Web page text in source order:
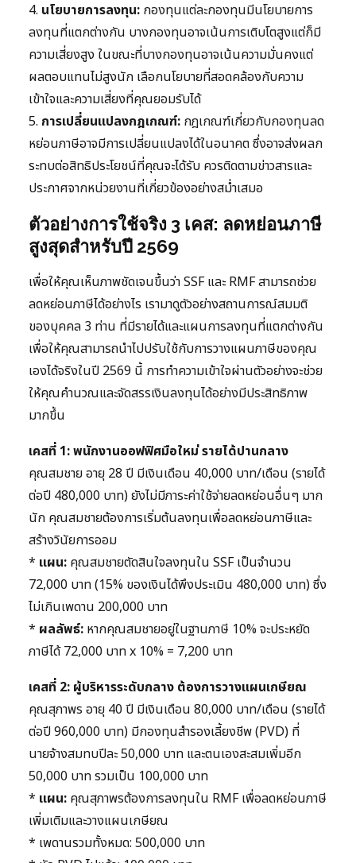
4. นโยบายการลงทุน: กองทุนแต่ละกองทุนมีนโยบายการ
ลงทุนที่แตกต่างกัน บางกองทุนอาจเน้นการเติบโตสูงแต่ก็มี
ความเสี่ยงสูง ในขณะที่บางกองทุนอาจเน้นความมั่นคงแต่
ผลตอบแทนไม่สูงนัก เลือกนโยบายที่สอดคล้องกับความ
เข้าใจและความเสี่ยงที่คุณยอมรับได้
5. การเปลี่ยนแปลงกฎเกณฑ์: กฎเกณฑ์เกี่ยวกับกองทุนลด
หย่อนภาษีอาจมีการเปลี่ยนแปลงได้ในอนาคต ซึ่งอาจส่งผลก
ระทบต่อสิทธิประโยชน์ที่คุณจะได้รับ ควรติดตามข่าวสารและ
ประกาศจากหน่วยงานที่เกี่ยวข้องอย่างสม่ำเสมอ
ตัวอย่างการใช้จริง 3 เคส: ลดหย่อนภาษี
สูงสุดสำหรับปี 2569
เพื่อให้คุณเห็นภาพชัดเจนขึ้นว่า SSF และ RMF สามารถช่วย
ลดหย่อนภาษีได้อย่างไร เรามาดูตัวอย่างสถานการณ์สมมติ
ของบุคคล 3 ท่าน ที่มีรายได้และแผนการลงทุนที่แตกต่างกัน
เพื่อให้คุณสามารถนำไปปรับใช้กับการวางแผนภาษีของคุณ
เองได้จริงในปี 2569 นี้ การทำความเข้าใจผ่านตัวอย่างจะช่วย
ให้คุณคำนวณและจัดสรรเงินลงทุนได้อย่างมีประสิทธิภาพ
มากขึ้น
เคสที่ 1: พนักงานออฟฟิศมือใหม่ รายได้ปานกลาง
คุณสมชาย อายุ 28 ปี มีเงินเดือน 40,000 บาท/เดือน (รายได้
ต่อปี 480,000 บาท) ยังไม่มีภาระค่าใช้จ่ายลดหย่อนอื่นๆ มาก
นัก คุณสมชายต้องการเริ่มต้นลงทุนเพื่อลดหย่อนภาษีและ
สร้างวินัยการออม
* แผน: คุณสมชายตัดสินใจลงทุนใน SSF เป็นจำนวน
72,000 บาท (15% ของเงินได้พึงประเมิน 480,000 บาท) ซึ่ง
ไม่เกินเพดาน 200,000 บาท
* ผลลัพธ์: หากคุณสมชายอยู่ในฐานภาษี 10% จะประหยัด
ภาษีได้ 72,000 บาท x 10% = 7,200 บาท
เคสที่ 2: ผู้บริหารระดับกลาง ต้องการวางแผนเกษียณ
คุณสุภาพร อายุ 40 ปี มีเงินเดือน 80,000 บาท/เดือน (รายได้
ต่อปี 960,000 บาท) มีกองทุนสำรองเลี้ยงชีพ (PVD) ที่
นายจ้างสมทบปีละ 50,000 บาท และตนเองสะสมเพิ่มอีก
50,000 บาท รวมเป็น 100,000 บาท
* แผน: คุณสุภาพรต้องการลงทุนใน RMF เพื่อลดหย่อนภาษี
เพิ่มเติมและวางแผนเกษียณ
* เพดานรวมทั้งหมด: 500,000 บาท